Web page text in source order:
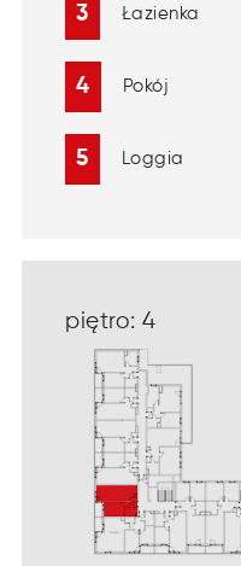
3 Łazienka
4 Pokój
5 Loggia
piętro: 4